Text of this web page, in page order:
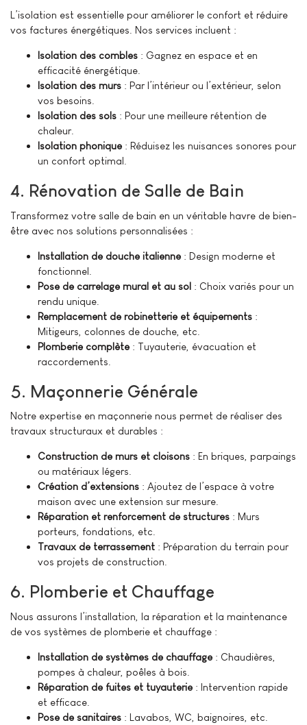
L’isolation est essentielle pour améliorer le confort et réduire
vos factures énergétiques. Nos services incluent :
Isolation des combles : Gagnez en espace et en
efficacité énergétique.
Isolation des murs : Par l’intérieur ou l’extérieur, selon
vos besoins.
Isolation des sols : Pour une meilleure rétention de
chaleur.
Isolation phonique : Réduisez les nuisances sonores pour
un confort optimal.
4. Rénovation de Salle de Bain
Transformez votre salle de bain en un véritable havre de bien-
être avec nos solutions personnalisées :
Installation de douche italienne : Design moderne et
fonctionnel.
Pose de carrelage mural et au sol : Choix variés pour un
rendu unique.
Remplacement de robinetterie et équipements :
Mitigeurs, colonnes de douche, etc.
Plomberie complète : Tuyauterie, évacuation et
raccordements.
5. Maçonnerie Générale
Notre expertise en maçonnerie nous permet de réaliser des
travaux structuraux et durables :
Construction de murs et cloisons : En briques, parpaings
ou matériaux légers.
Création d’extensions : Ajoutez de l’espace à votre
maison avec une extension sur mesure.
Réparation et renforcement de structures : Murs
porteurs, fondations, etc.
Travaux de terrassement : Préparation du terrain pour
vos projets de construction.
6. Plomberie et Chauffage
Nous assurons l’installation, la réparation et la maintenance
de vos systèmes de plomberie et chauffage :
Installation de systèmes de chauffage : Chaudières,
pompes à chaleur, poêles à bois.
Réparation de fuites et tuyauterie : Intervention rapide
et efficace.
Pose de sanitaires : Lavabos, WC, baignoires, etc.